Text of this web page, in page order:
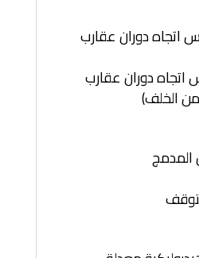
اتجاه دوران عقارب
دوران عقارب
الخلف)
المدمج